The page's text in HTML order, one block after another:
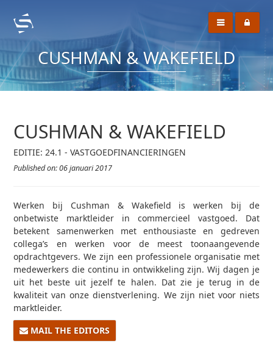
CUSHMAN & WAKEFIELD
CUSHMAN & WAKEFIELD
EDITIE: 24.1 - VASTGOEDFINANCIERINGEN
Published on: 06 januari 2017
Werken bij Cushman & Wakefield is werken bij de
onbetwiste marktleider in commercieel vastgoed. Dat
betekent samenwerken met enthousiaste en gedreven
collega’s en werken voor de meest toonaangevende
opdrachtgevers. We zijn een professionele organisatie met
medewerkers die continu in ontwikkeling zijn. Wij dagen je
uit het beste uit jezelf te halen. Dat zie je terug in de
kwaliteit van onze dienstverlening. We zijn niet voor niets
marktleider.
MAIL THE EDITORS